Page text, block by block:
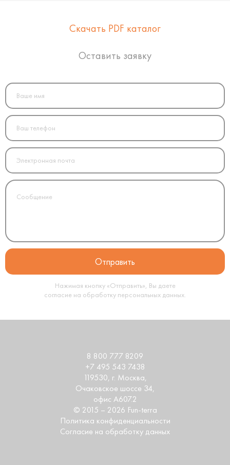
Скачать PDF каталог
Оставить заявку
Нажимая кнопку «Отправить», Вы даете
согласие на обработку персональных данных.
© 2015 – 2026 Fun-terra
Политика конфиденциальности
Согласие на обработку данных
119530, г. Москва,
Очаковское шоссе 34,
офис А607.2
8 800 777 8209
+7 495 543 7438